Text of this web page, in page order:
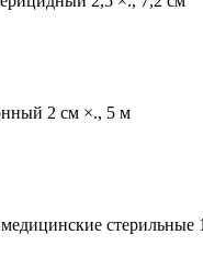
2 см ×., 5 м
стерильные